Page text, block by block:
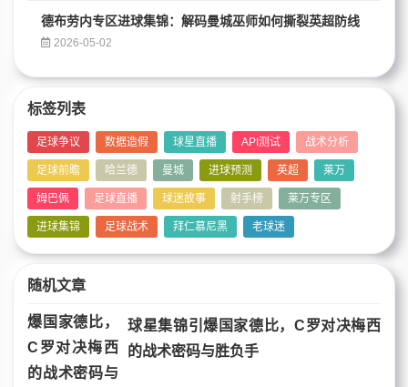
德布劳内专区进球集锦：解码曼城巫师如何撕裂英超防线
2026-05-02
标签列表
足球争议 数据造假 球星直播 API测试 战术分析
足球前瞻 哈兰德 曼城 进球预测 英超 莱万
姆巴佩 足球直播 球迷故事 射手榜 莱万专区
进球集锦 足球战术 拜仁慕尼黑 老球迷
随机文章
球星集锦引爆国家德比，C罗对决梅西
的战术密码与胜负手